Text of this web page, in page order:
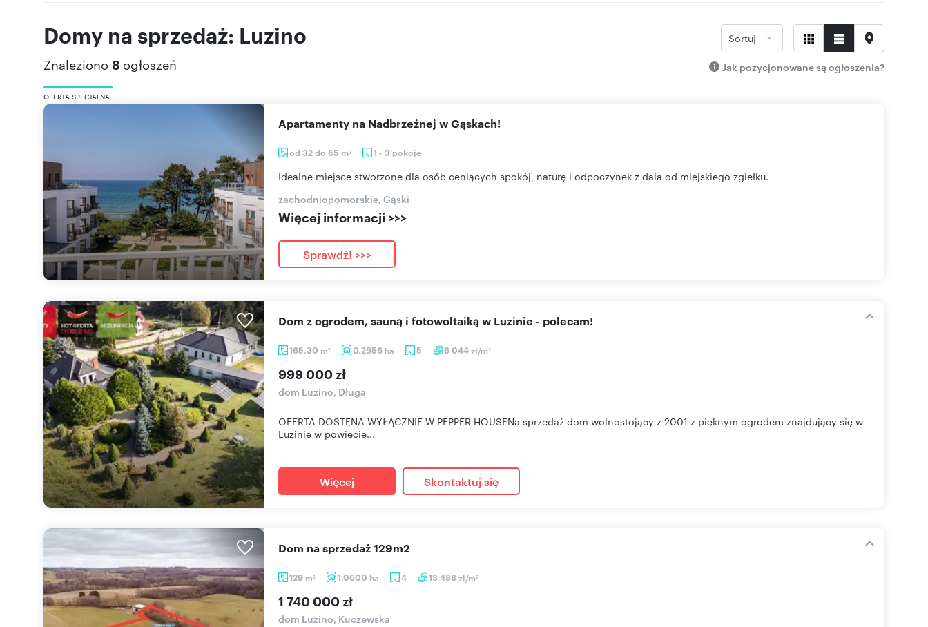
Domy na sprzedaż: Luzino
Znaleziono 8 ogłoszeń
Sortuj
Jak pozycjonowane są ogłoszenia?
OFERTA SPECJALNA
od 32 do 65 m2 1 - 3 pokoje
Apartamenty na Nadbrzeżnej w Gąskach!
Idealne miejsce stworzone dla osób ceniących spokój, naturę i odpoczynek z dala od miejskiego zgiełku.
zachodniopomorskie, Gąski
Więcej informacji >>>
Sprawdź! >>>
165,30 m2 0,2956 ha 5 6 044zł/m2
Dom z ogrodem, sauną i fotowoltaiką w Luzinie - polecam!
999 000 zł
dom Luzino, Długa
OFERTA DOSTĘNA WYŁĄCZNIE W PEPPER HOUSENa sprzedaż dom wolnostojący z 2001 z pięknym ogrodem znajdujący się w
Luzinie w powiecie...
Więcej Skontaktuj się
129 m2 1,0600 ha 4 13 488 zł/m2
dom na sprzedaż 129m2
1 740 000 zł
dom Luzino, Kuczewska